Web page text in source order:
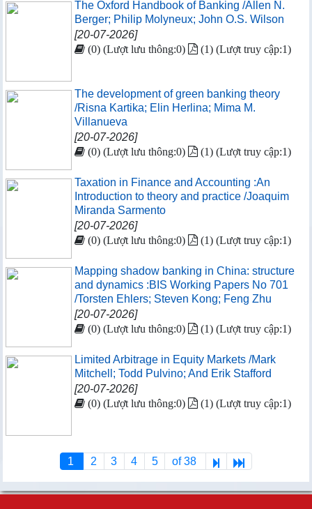
The Oxford Handbook of Banking /Allen N.
Berger; Philip Molyneux; John O.S. Wilson
[20-07-2026]
(0) (Lượt lưu thông:0) (1) (Lượt truy cập:1)
The development of green banking theory
/Risna Kartika; Elin Herlina; Mima M.
Villanueva
[20-07-2026]
(0) (Lượt lưu thông:0) (1) (Lượt truy cập:1)
Taxation in Finance and Accounting :An
Introduction to theory and practice /Joaquim
Miranda Sarmento
[20-07-2026]
(0) (Lượt lưu thông:0) (1) (Lượt truy cập:1)
Mapping shadow banking in China: structure
and dynamics :BIS Working Papers No 701
/Torsten Ehlers; Steven Kong; Feng Zhu
[20-07-2026]
(0) (Lượt lưu thông:0) (1) (Lượt truy cập:1)
Limited Arbitrage in Equity Markets /Mark
Mitchell; Todd Pulvino; And Erik Stafford
[20-07-2026]
(0) (Lượt lưu thông:0) (1) (Lượt truy cập:1)
1 2 3 4 5 of 38